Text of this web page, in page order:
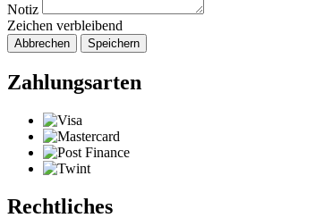
Notiz
Zeichen verbleibend
Abbrechen Speichern
Zahlungsarten
Rechtliches